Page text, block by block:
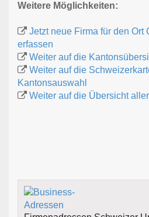
Weitere Möglichkeiten:
Jetzt neue Firma für den Ort
erfassen
Weiter auf die
Weiter auf die
Kantonsauswahl
Weiter auf die Übersicht